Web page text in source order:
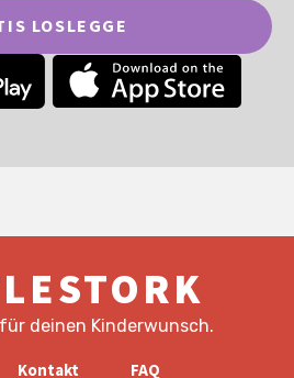
LOSLEGGE
deinen Kinderwunsch.
Kontakt FAQ